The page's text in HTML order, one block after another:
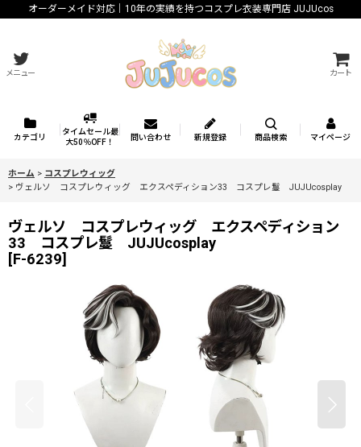
オーダーメイド対応｜10年の実績を持つコスプレ衣装専門店 JUJUcos
メニュー カート
カテゴリ
タイムセール最
大50％OFF！
問い合わせ 新規登録 商品検索 マイページ
ホーム > コスプレウィッグ
> ヴェルソ コスプレウィッグ エクスペディション33 コスプレ鬘 JUJUcosplay
ヴェルソ コスプレウィッグ エクスペディション
33 コスプレ鬘 JUJUcosplay
[F-6239]